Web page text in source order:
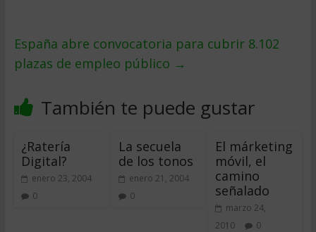
España abre convocatoria para cubrir 8.102
plazas de empleo público →
También te puede gustar
¿Ratería
Digital?
enero 23, 2004
0
La secuela
de los tonos
enero 21, 2004
0
El márketing
móvil, el
camino
señalado
marzo 24,
2010
0